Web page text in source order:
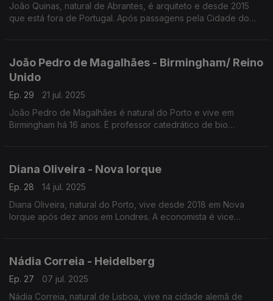
João Quinas, natural de Abrantes, é arquiteto e desde 2015
que está fora de Portugal. Após passagens pela Cidade do
João Pedro de Magalhães - Birmingham/ Reino
Unido
Ep. 29
21 jul. 2025
João Pedro de Magalhães é natural do Porto e vive em
Birmingham há 16 anos. É professor catedrático de bio
Diana Oliveira - Nova Iorque
Ep. 28
14 jul. 2025
Diana Oliveira, natural do Porto, vive desde 2018 em Nova
Iorque após dez anos em Londres. A economista é vice
Nádia Correia - Heidelberg
Ep. 27
07 jul. 2025
Nádia Correia, natural de Lisboa, vive na cidade alemã de